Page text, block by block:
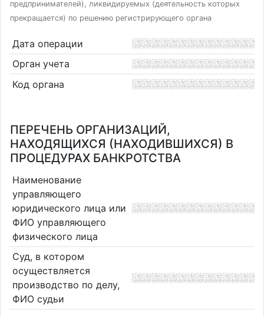
предпринимателей), ликвидируемых (деятельность которых
прекращается) по решению регистрирующего органа
Дата операции
Орган учета
Код органа
ПЕРЕЧЕНЬ ОРГАНИЗАЦИЙ,
НАХОДЯЩИХСЯ (НАХОДИВШИХСЯ) В
ПРОЦЕДУРАХ БАНКРОТСТВА
Наименование
управляющего
юридического лица или
ФИО управляющего
физического лица
Суд, в котором
осуществляется
производство по делу,
ФИО судьи